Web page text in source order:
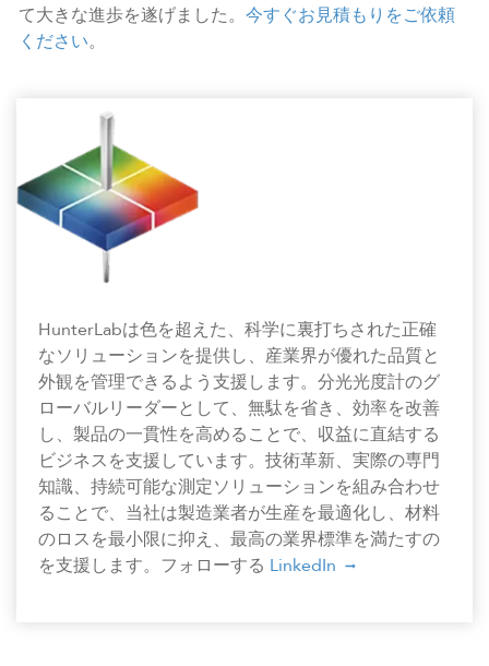
て大きな進歩を遂げました。 今すぐお見積もりをご依頼
ください。
HunterLabは色を超えた、科学に裏打ちされた正確
なソリューションを提供し、産業界が優れた品質と
外観を管理できるよう支援します。分光光度計のグ
ローバルリーダーとして、無駄を省き、効率を改善
し、製品の一貫性を高めることで、収益に直結する
ビジネスを支援しています。技術革新、実際の専門
知識、持続可能な測定ソリューションを組み合わせ
ることで、当社は製造業者が生産を最適化し、材料
のロスを最小限に抑え、最高の業界標準を満たすの
を支援します。フォローする LinkedIn